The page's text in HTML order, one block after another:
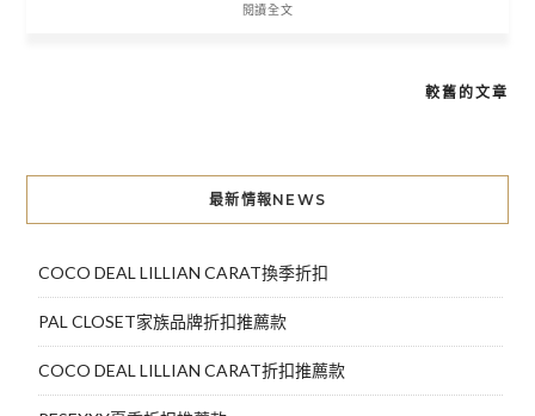
閱讀全文
導
覽
較舊的文章
最新情報NEWS
COCO DEAL LILLIAN CARAT換季折扣
PAL CLOSET家族品牌折扣推薦款
COCO DEAL LILLIAN CARAT折扣推薦款